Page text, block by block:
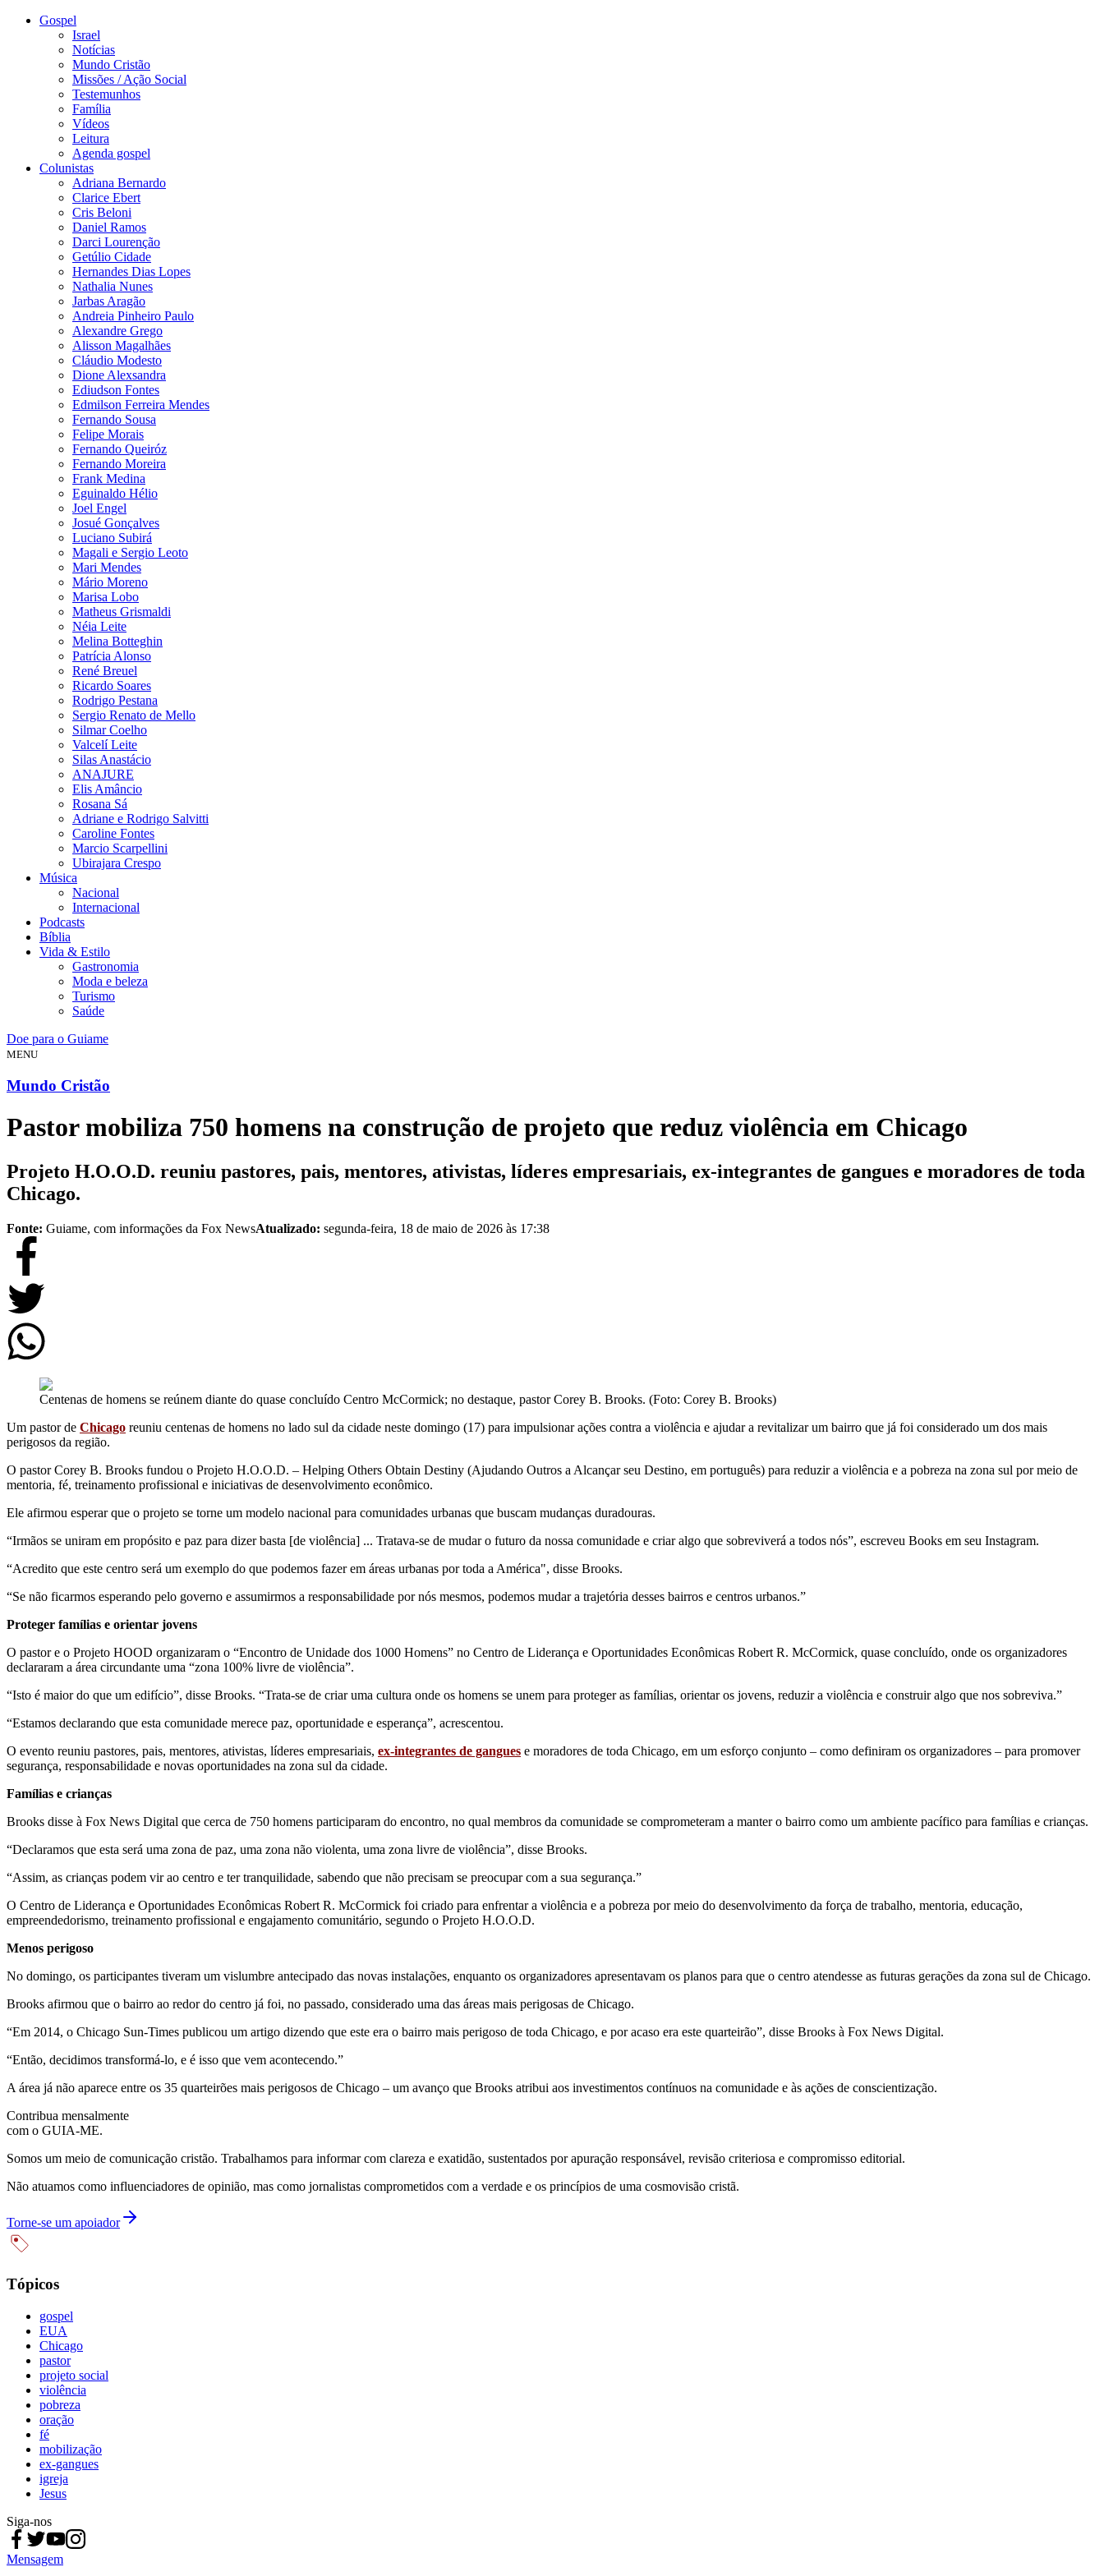
Gospel
Israel
Notícias
Mundo Cristão
Missões / Ação Social
Testemunhos
Família
Vídeos
Leitura
Agenda gospel
Colunistas
Adriana Bernardo
Clarice Ebert
Cris Beloni
Daniel Ramos
Darci Lourenção
Getúlio Cidade
Hernandes Dias Lopes
Nathalia Nunes
Jarbas Aragão
Andreia Pinheiro Paulo
Alexandre Grego
Alisson Magalhães
Cláudio Modesto
Dione Alexsandra
Ediudson Fontes
Edmilson Ferreira Mendes
Fernando Sousa
Felipe Morais
Fernando Queiróz
Fernando Moreira
Frank Medina
Eguinaldo Hélio
Joel Engel
Josué Gonçalves
Luciano Subirá
Magali e Sergio Leoto
Mari Mendes
Mário Moreno
Marisa Lobo
Matheus Grismaldi
Néia Leite
Melina Botteghin
Patrícia Alonso
René Breuel
Ricardo Soares
Rodrigo Pestana
Sergio Renato de Mello
Silmar Coelho
Valcelí Leite
Silas Anastácio
ANAJURE
Elis Amâncio
Rosana Sá
Adriane e Rodrigo Salvitti
Caroline Fontes
Marcio Scarpellini
Ubirajara Crespo
Música
Nacional
Internacional
Podcasts
Bíblia
Vida & Estilo
Gastronomia
Moda e beleza
Turismo
Saúde
Doe para o Guiame
MENU
Mundo Cristão
Pastor mobiliza 750 homens na construção de projeto que reduz violência em Chicago
Projeto H.O.O.D. reuniu pastores, pais, mentores, ativistas, líderes empresariais, ex-integrantes de gangues e moradores de toda
Chicago.
Fonte: Guiame, com informações da Fox NewsAtualizado: segunda-feira, 18 de maio de 2026 às 17:38
Centenas de homens se reúnem diante do quase concluído Centro McCormick; no destaque, pastor Corey B. Brooks. (Foto: Corey B. Brooks)
Um pastor de Chicago reuniu centenas de homens no lado sul da cidade neste domingo (17) para impulsionar ações contra a violência e ajudar a revitalizar um bairro que já foi considerado um dos mais
perigosos da região.
O pastor Corey B. Brooks fundou o Projeto H.O.O.D. – Helping Others Obtain Destiny (Ajudando Outros a Alcançar seu Destino, em português) para reduzir a violência e a pobreza na zona sul por meio de
mentoria, fé, treinamento profissional e iniciativas de desenvolvimento econômico.
Ele afirmou esperar que o projeto se torne um modelo nacional para comunidades urbanas que buscam mudanças duradouras.
“Irmãos se uniram em propósito e paz para dizer basta [de violência] ... Tratava-se de mudar o futuro da nossa comunidade e criar algo que sobreviverá a todos nós”, escreveu Books em seu Instagram.
“Acredito que este centro será um exemplo do que podemos fazer em áreas urbanas por toda a América", disse Brooks.
“Se não ficarmos esperando pelo governo e assumirmos a responsabilidade por nós mesmos, podemos mudar a trajetória desses bairros e centros urbanos.”
Proteger famílias e orientar jovens
O pastor e o Projeto HOOD organizaram o “Encontro de Unidade dos 1000 Homens” no Centro de Liderança e Oportunidades Econômicas Robert R. McCormick, quase concluído, onde os organizadores
declararam a área circundante uma “zona 100% livre de violência”.
“Isto é maior do que um edifício”, disse Brooks. “Trata-se de criar uma cultura onde os homens se unem para proteger as famílias, orientar os jovens, reduzir a violência e construir algo que nos sobreviva.”
“Estamos declarando que esta comunidade merece paz, oportunidade e esperança”, acrescentou.
O evento reuniu pastores, pais, mentores, ativistas, líderes empresariais, ex-integrantes de gangues e moradores de toda Chicago, em um esforço conjunto – como definiram os organizadores – para promover
segurança, responsabilidade e novas oportunidades na zona sul da cidade.
Famílias e crianças
Brooks disse à Fox News Digital que cerca de 750 homens participaram do encontro, no qual membros da comunidade se comprometeram a manter o bairro como um ambiente pacífico para famílias e crianças.
“Declaramos que esta será uma zona de paz, uma zona não violenta, uma zona livre de violência”, disse Brooks.
“Assim, as crianças podem vir ao centro e ter tranquilidade, sabendo que não precisam se preocupar com a sua segurança.”
O Centro de Liderança e Oportunidades Econômicas Robert R. McCormick foi criado para enfrentar a violência e a pobreza por meio do desenvolvimento da força de trabalho, mentoria, educação,
empreendedorismo, treinamento profissional e engajamento comunitário, segundo o Projeto H.O.O.D.
Menos perigoso
No domingo, os participantes tiveram um vislumbre antecipado das novas instalações, enquanto os organizadores apresentavam os planos para que o centro atendesse as futuras gerações da zona sul de Chicago.
Brooks afirmou que o bairro ao redor do centro já foi, no passado, considerado uma das áreas mais perigosas de Chicago.
“Em 2014, o Chicago Sun-Times publicou um artigo dizendo que este era o bairro mais perigoso de toda Chicago, e por acaso era este quarteirão”, disse Brooks à Fox News Digital.
“Então, decidimos transformá-lo, e é isso que vem acontecendo.”
A área já não aparece entre os 35 quarteirões mais perigosos de Chicago – um avanço que Brooks atribui aos investimentos contínuos na comunidade e às ações de conscientização.
Contribua mensalmente
com o GUIA-ME.
Somos um meio de comunicação cristão. Trabalhamos para informar com clareza e exatidão, sustentados por apuração responsável, revisão criteriosa e compromisso editorial.
Não atuamos como influenciadores de opinião, mas como jornalistas comprometidos com a verdade e os princípios de uma cosmovisão cristã.
Torne-se um apoiador
Tópicos
gospel
EUA
Chicago
pastor
projeto social
violência
pobreza
oração
fé
mobilização
ex-gangues
igreja
Jesus
Siga-nos
Mensagem